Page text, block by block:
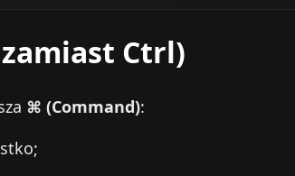
Ctrl)
⌘ (Command):